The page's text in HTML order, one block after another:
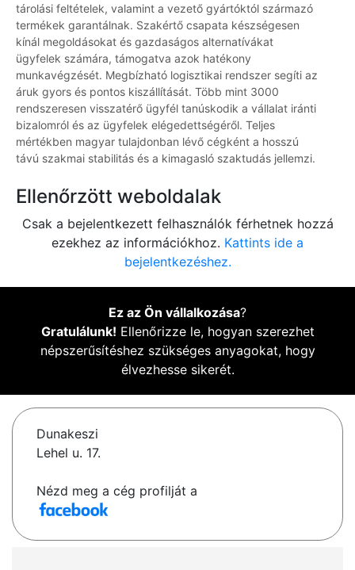
tárolási feltételek, valamint a vezető gyártóktól származó
termékek garantálnak. Szakértő csapata készségesen
kínál megoldásokat és gazdaságos alternatívákat
ügyfelek számára, támogatva azok hatékony
munkavégzését. Megbízható logisztikai rendszer segíti az
áruk gyors és pontos kiszállítását. Több mint 3000
rendszeresen visszatérő ügyfél tanúskodik a vállalat iránti
bizalomról és az ügyfelek elégedettségéről. Teljes
mértékben magyar tulajdonban lévő cégként a hosszú
távú szakmai stabilitás és a kimagasló szaktudás jellemzi.
Ellenőrzött weboldalak
Csak a bejelentkezett felhasználók férhetnek hozzá
ezekhez az információkhoz. Kattints ide a
bejelentkezéshez.
Ez az Ön vállalkozása?
Gratulálunk! Ellenőrizze le, hogyan szerezhet
népszerűsítéshez szükséges anyagokat, hogy
élvezhesse sikerét.
Dunakeszi
Lehel u. 17.
Nézd meg a cég profilját a